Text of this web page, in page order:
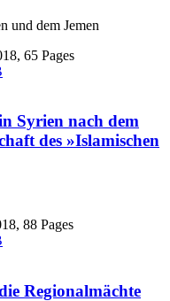
und dem Jemen
65 Pages
Syrien nach dem
des »Islamischen
88 Pages
Regionalmächte